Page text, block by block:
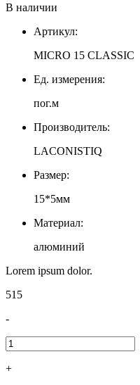
В наличии
Артикул:
MICRO 15 CLASSIC
Ед. измерения:
пог.м
Производитель:
LACONISTIQ
Размер:
15*5мм
Материал:
алюминий
Lorem ipsum dolor.
515
-
+